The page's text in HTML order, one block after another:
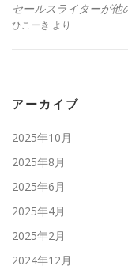
セールスライターが
ひこーき より
アーカイブ
2025年10月
2025年8月
2025年6月
2025年4月
2025年2月
2024年12月